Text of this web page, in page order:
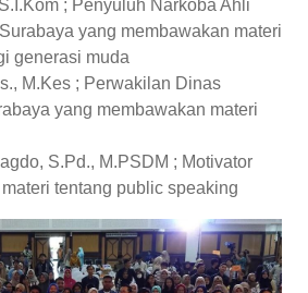
; Penyuluh Narkoba Ahli
yang membawakan materi
generasi muda
M.Kes ; Perwakilan Dinas
yang membawakan materi
S.Pd., M.PSDM ; Motivator
tentang public speaking